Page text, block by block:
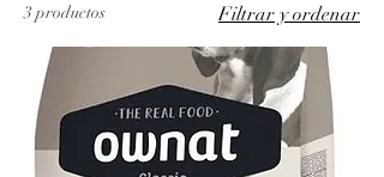
3 productos Filtrar y ordenar